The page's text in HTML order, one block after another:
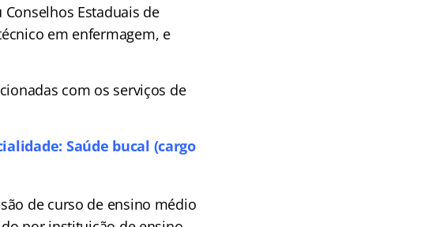
Estaduais de
em enfermagem, e
com os serviços de
Saúde bucal (cargo
de curso de ensino médio